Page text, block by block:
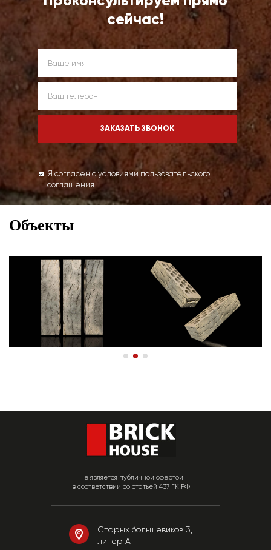
сейчас!
Я согласен с условиями пользовательского
соглашения
Объекты
Не является публичной офертой
в соответствии со статьей 437 ГК РФ
Старых большевиков 3,
литер А